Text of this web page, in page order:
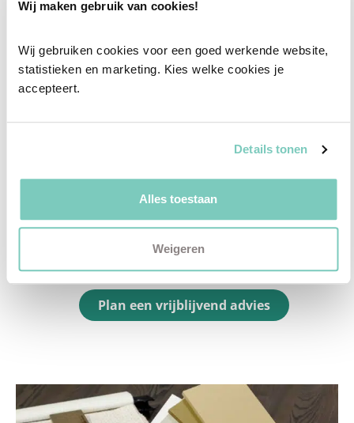
Wij maken gebruik van cookies!
Wij gebruiken cookies voor een goed werkende website,
statistieken en marketing. Kies welke cookies je
accepteert.
Details tonen
Alles toestaan
Weigeren
✓ Afstyling aan huis
✓
Ontdek welk advies het beste bij jou past met
een vrijblijvend gesprek in onze showroom.
Vul het formulier hieronder in en wij nemen zo
snel mogelijk contact met je op!
Plan een vrijblijvend advies